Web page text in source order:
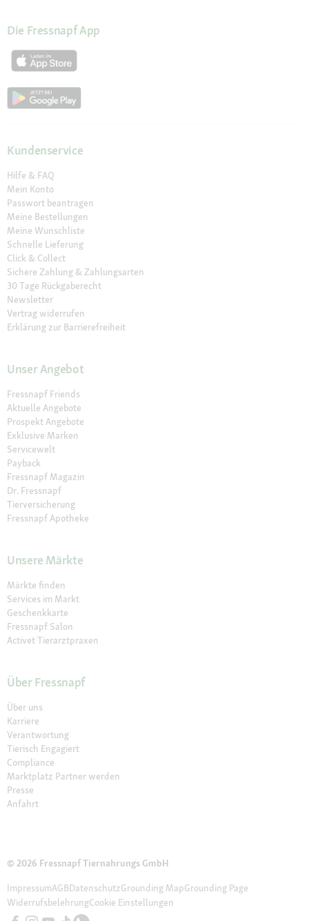
Die Fressnapf App
Kundenservice
Hilfe & FAQ
Mein Konto
Passwort beantragen
Meine Bestellungen
Meine Wunschliste
Schnelle Lieferung
Click & Collect
Sichere Zahlung & Zahlungsarten
30 Tage Rückgaberecht
Newsletter
Vertrag widerrufen
Erklärung zur Barrierefreiheit
Unser Angebot
Fressnapf Friends
Aktuelle Angebote
Prospekt Angebote
Exklusive Marken
Servicewelt
Payback
Fressnapf Magazin
Dr. Fressnapf
Tierversicherung
Fressnapf Apotheke
Unsere Märkte
Märkte finden
Services im Markt
Geschenkkarte
Fressnapf Salon
Activet Tierarztpraxen
Über Fressnapf
Über uns
Karriere
Verantwortung
Tierisch Engagiert
Compliance
Marktplatz Partner werden
Presse
Anfahrt
© 2026 Fressnapf Tiernahrungs GmbH
ImpressumAGBDatenschutzGrounding MapGrounding Page
WiderrufsbelehrungCookie Einstellungen